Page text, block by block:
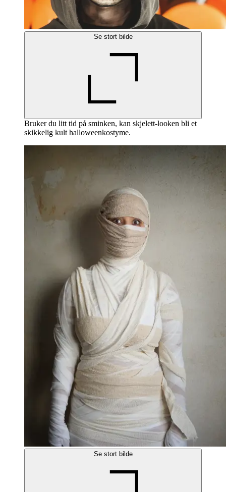
Se stort bilde
Bruker du litt tid på sminken, kan skjelett-looken bli et
skikkelig kult halloweenkostyme.
Se stort bilde